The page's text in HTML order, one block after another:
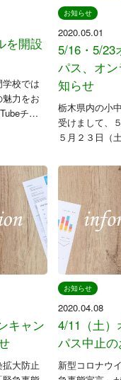
を開設
校では
力をお
チャ
ので、
お知らせ
2020.05.01
5/16・5/23
パス、オ
知らせ
栃木県内の小
受けまして、
５月２３日（
の開催とさせ
日は直接来校
ませんのでご
込み頂い […]
キャン
大防止
お知らせ
2020.04.08
4/11（土
パス中止
新型コロナウ